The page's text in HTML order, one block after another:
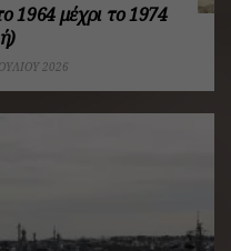
1964 μέχρι το 1974
2026